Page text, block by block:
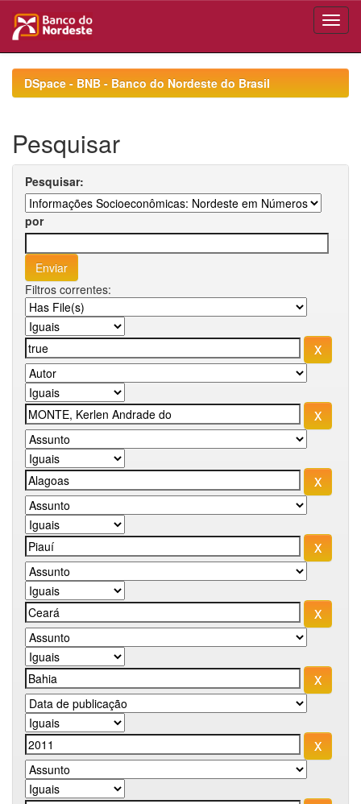
navigationDSpace - BNB - Banco do Nordeste do Brasil
Pesquisar
Pesquisar:
por
Filtros correntes: